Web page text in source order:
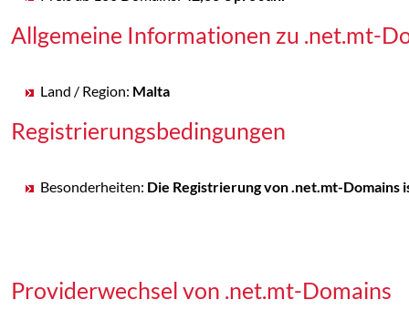
Allgemeine Informationen zu .net.mt-
Land / Region: Malta
Registrierungsbedingungen
Besonderheiten: Die Registrierung von .net.mt-
Providerwechsel von .net.mt-Domains